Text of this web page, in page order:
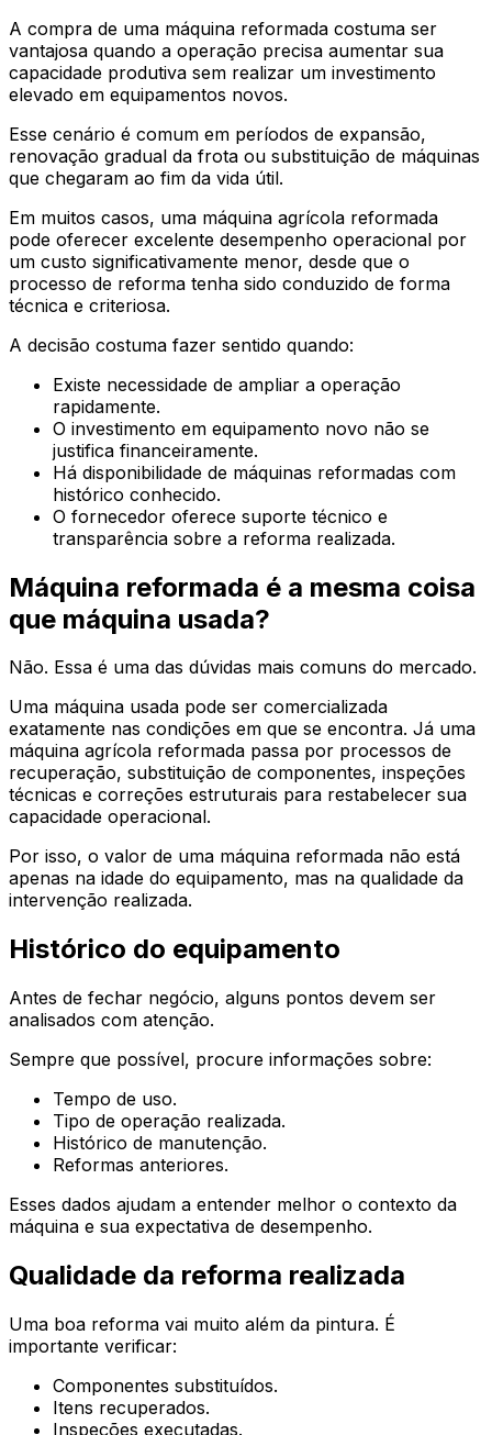
A compra de uma máquina reformada costuma ser
vantajosa quando a operação precisa aumentar sua
capacidade produtiva sem realizar um investimento
elevado em equipamentos novos.
Esse cenário é comum em períodos de expansão,
renovação gradual da frota ou substituição de máquinas
que chegaram ao fim da vida útil.
Em muitos casos, uma máquina agrícola reformada
pode oferecer excelente desempenho operacional por
um custo significativamente menor, desde que o
processo de reforma tenha sido conduzido de forma
técnica e criteriosa.
A decisão costuma fazer sentido quando:
Existe necessidade de ampliar a operação
rapidamente.
O investimento em equipamento novo não se
justifica financeiramente.
Há disponibilidade de máquinas reformadas com
histórico conhecido.
O fornecedor oferece suporte técnico e
transparência sobre a reforma realizada.
Máquina reformada é a mesma coisa
que máquina usada?
Não. Essa é uma das dúvidas mais comuns do mercado.
Uma máquina usada pode ser comercializada
exatamente nas condições em que se encontra. Já uma
máquina agrícola reformada passa por processos de
recuperação, substituição de componentes, inspeções
técnicas e correções estruturais para restabelecer sua
capacidade operacional.
Por isso, o valor de uma máquina reformada não está
apenas na idade do equipamento, mas na qualidade da
intervenção realizada.
Histórico do equipamento
Antes de fechar negócio, alguns pontos devem ser
analisados com atenção.
Sempre que possível, procure informações sobre:
Tempo de uso.
Tipo de operação realizada.
Histórico de manutenção.
Reformas anteriores.
Esses dados ajudam a entender melhor o contexto da
máquina e sua expectativa de desempenho.
Qualidade da reforma realizada
Uma boa reforma vai muito além da pintura. É
importante verificar:
Componentes substituídos.
Itens recuperados.
Inspeções executadas.